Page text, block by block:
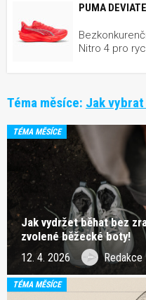
PUMA
Nitro 4 pro
Téma měsíce: Jak
TÉMA MĚSÍCE
Jak vydržet běhat bez
zvolené běžecké boty!
12. 4. 2026 Redakce
TÉMA MĚSÍCE